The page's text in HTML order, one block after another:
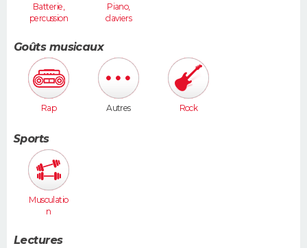
Batterie,
percussion
Piano,
claviers
Goûts musicaux
Rap Autres Rock
Sports
Musculatio
n
Lectures